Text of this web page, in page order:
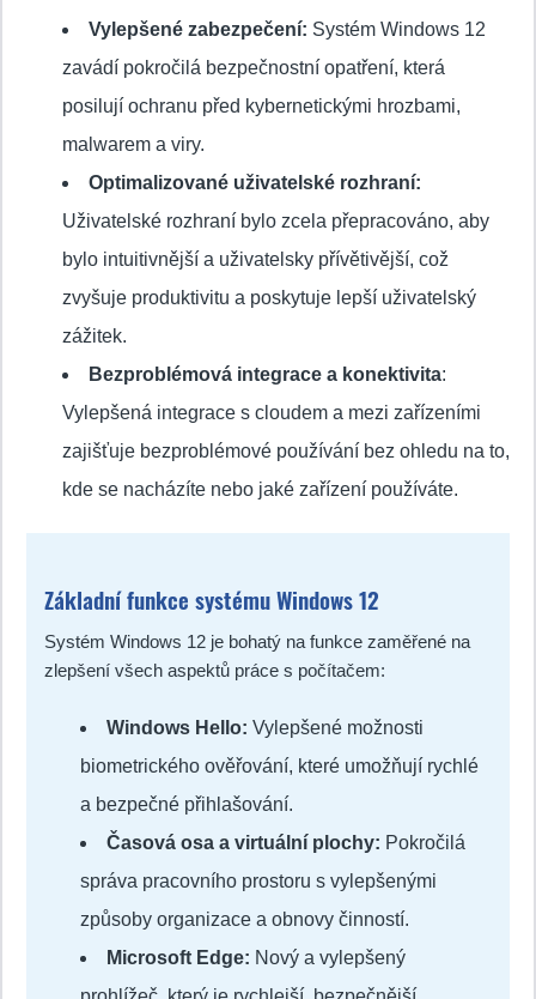
Vylepšené zabezpečení: Systém Windows 12
zavádí pokročilá bezpečnostní opatření, která
posilují ochranu před kybernetickými hrozbami,
malwarem a viry.
Optimalizované uživatelské rozhraní:
Uživatelské rozhraní bylo zcela přepracováno, aby
bylo intuitivnější a uživatelsky přívětivější, což
zvyšuje produktivitu a poskytuje lepší uživatelský
zážitek.
Bezproblémová integrace a konektivita:
Vylepšená integrace s cloudem a mezi zařízeními
zajišťuje bezproblémové používání bez ohledu na to,
kde se nacházíte nebo jaké zařízení používáte.
Základní funkce systému Windows 12
Systém Windows 12 je bohatý na funkce zaměřené na
zlepšení všech aspektů práce s počítačem:
Windows Hello: Vylepšené možnosti
biometrického ověřování, které umožňují rychlé
a bezpečné přihlašování.
Časová osa a virtuální plochy: Pokročilá
správa pracovního prostoru s vylepšenými
způsoby organizace a obnovy činností.
Microsoft Edge: Nový a vylepšený